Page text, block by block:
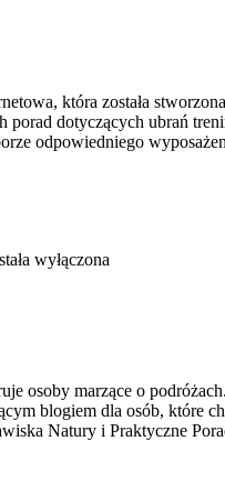
która została
dotyczących ubrań
odpowiedniego
wyłączona
osoby marzące o
blogiem dla osób,
Natury i Praktyczne